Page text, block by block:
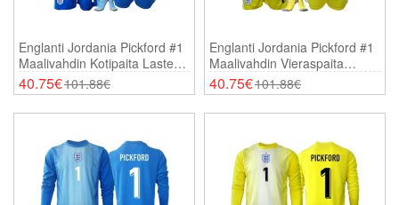
Englanti Jordania Pickford #1
Maalivahdin Kotipaita Lasten
MM-Kisat 2026 Lyhythihainen
(+ Shortsit)
40.75€101.88€
Englanti Jordania Pickford #1
Maalivahdin Vieraspaita
Lasten MM-Kisat 2026
Lyhythihainen (+ Shortsit)
40.75€101.88€